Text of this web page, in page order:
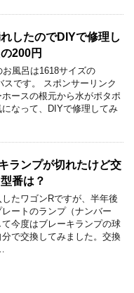
したのでDIYで修理し
200円
風呂は1618サイズの
です。 スポンサーリンク
ースの根元から水がポタポ
なって、DIYで修理してみ
ランプが切れたけど交
番は？
たワゴンRですが、半年後
ートのランプ（ナンバー
今度はブレーキランプの球
で交換してみました。交換